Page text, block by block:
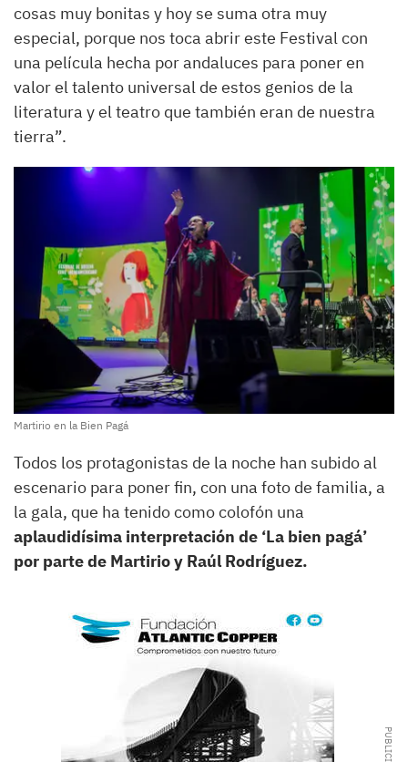
cosas muy bonitas y hoy se suma otra muy
especial, porque nos toca abrir este Festival con
una película hecha por andaluces para poner en
valor el talento universal de estos genios de la
literatura y el teatro que también eran de nuestra
tierra”.
Martirio en la Bien Pagá
Todos los protagonistas de la noche han subido al
escenario para poner fin, con una foto de familia, a
la gala, que ha tenido como colofón una
aplaudidísima interpretación de ‘La bien pagá’
por parte de Martirio y Raúl Rodríguez.